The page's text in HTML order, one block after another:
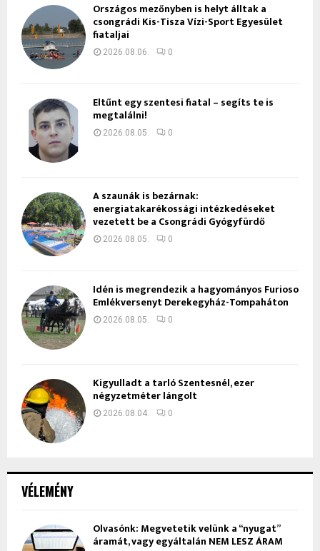
VÉLEMÉNY
Olvasónk: Megvetetik velünk a “nyugat”
áramát, vagy egyáltalán NEM LESZ ÁRAM
Országos mezőnyben is helyt álltak a
csongrádi Kis-Tisza Vízi-Sport Egyesület
fiataljai
2026.08.06. 0
Eltűnt egy szentesi fiatal – segíts te is
megtalálni!
2026.08.05. 0
A szaunák is bezárnak:
energiatakarékossági intézkedéseket
vezetett be a Csongrádi Gyógyfürdő
2026.08.05. 0
Idén is megrendezik a hagyományos Furioso
Emlékversenyt Derekegyház-Tompaháton
2026.08.05. 0
Kigyulladt a tarló Szentesnél, ezer
négyzetméter lángolt
2026.08.04. 0